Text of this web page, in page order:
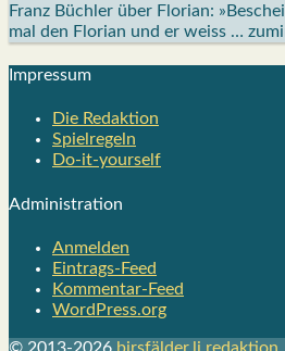
Franz Büchler über Florian:
mal den Florian und er weiss …
Impres­sum
Die Redak­ti­on
Spiel­re­geln
Do-it-your­s­elf
Admi­nis­tra­ti­on
Anmelden
Eintrags-Feed
Kommentar-Feed
WordPress.org
© 2013-2026 birsfälder.li redaktion